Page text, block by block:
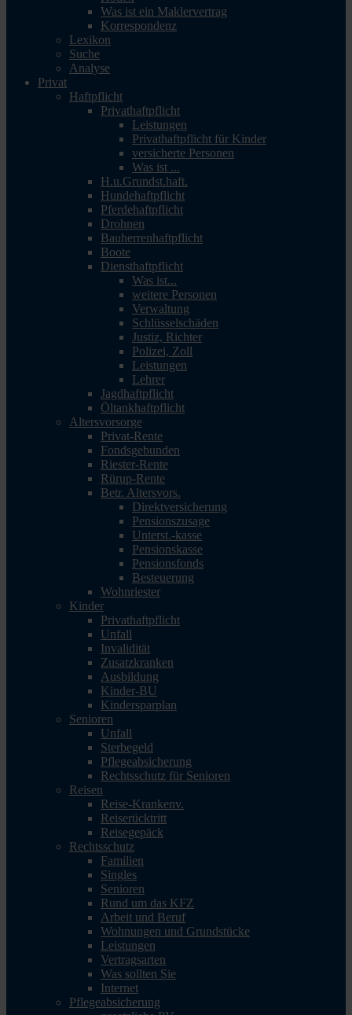
Was ist ein Maklervertrag
Korrespondenz
Lexikon
Suche
Analyse
Privat
Haftpflicht
Privathaftpflicht
Leistungen
Privathaftpflicht für Kinder
versicherte Personen
Was ist ...
H.u.Grundst.haft.
Hundehaftpflicht
Pferdehaftpflicht
Drohnen
Bauherrenhaftpflicht
Boote
Diensthaftpflicht
Was ist...
weitere Personen
Verwaltung
Schlüsselschäden
Justiz, Richter
Polizei, Zoll
Leistungen
Lehrer
Jagdhaftpflicht
Öltankhaftpflicht
Altersvorsorge
Privat-Rente
Fondsgebunden
Riester-Rente
Rürup-Rente
Betr. Altersvors.
Direktversicherung
Pensionszusage
Unterst.-kasse
Pensionskasse
Pensionsfonds
Besteuerung
Wohnriester
Kinder
Privathaftpflicht
Unfall
Invalidität
Zusatzkranken
Ausbildung
Kinder-BU
Kindersparplan
Senioren
Unfall
Sterbegeld
Pflegeabsicherung
Rechtsschutz für Senioren
Reisen
Reise-Krankenv.
Reiserücktritt
Reisegepäck
Rechtsschutz
Familien
Singles
Senioren
Rund um das KFZ
Arbeit und Beruf
Wohnungen und Grundstücke
Leistungen
Vertragsarten
Was sollten Sie
Internet
Pflegeabsicherung